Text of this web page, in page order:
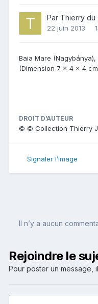
Par Thierry du
22 juin 2013
Baia Mare
(Dimension 7 x 4 x 4
DROIT D’AUTEUR
© © Collection Thierry
Signaler l’image
Il n’y a aucun
Rejoindre le
Pour poster un message,